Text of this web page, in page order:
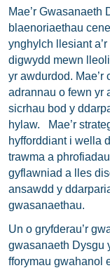
Mae’r Gwasanaeth
blaenoriaethau
ynghylch llesiant
digwydd mewn
yr awdurdod. Mae’r
adrannau o fewn yr
sicrhau bod y
hylaw. Mae’r
hyfforddiant i wella
trawma a
gyflawniad a lles
ansawdd y
gwasanaethau.
Un o gryfderau’r
gwasanaeth Dysgu
fforymau gwahanol